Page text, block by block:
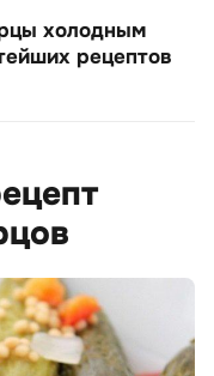
холодным
рецептов